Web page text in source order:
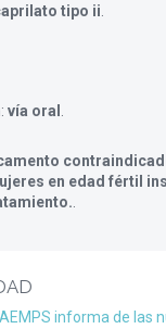
tipo ii
vía oral
en edad fértil
AEMPS informa de las